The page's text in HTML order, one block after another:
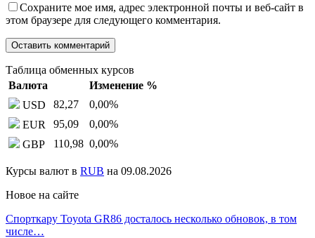
Сохраните мое имя, адрес электронной почты и веб-сайт в
этом браузере для следующего комментария.
Таблица обменных курсов
Валюта
Изменение %
USD
82,27 0,00%
EUR
95,09 0,00%
GBP
110,98 0,00%
Курсы валют в RUB на 09.08.2026
Новое на сайте
Спорткару Toyota GR86 досталось несколько обновок, в том
числе…